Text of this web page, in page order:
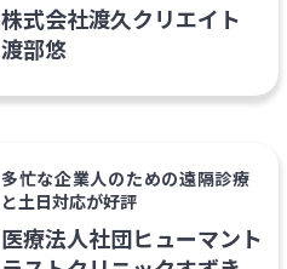
株式会社渡久クリエイト
渡部悠
多忙な企業人のための遠隔診療
と土日対応が好評
医療法人社団ヒューマント